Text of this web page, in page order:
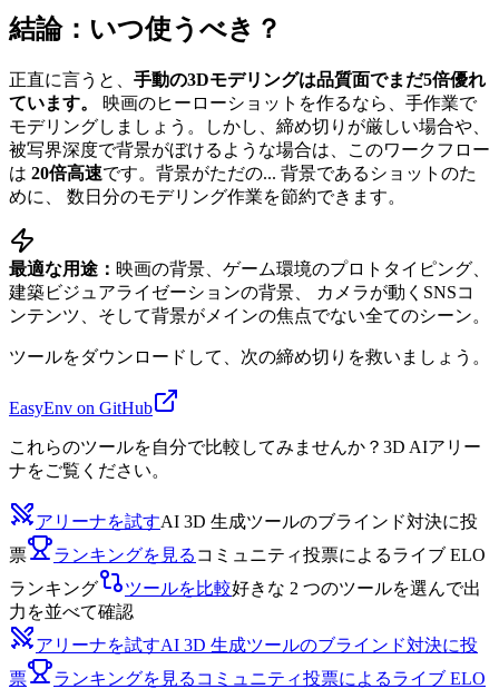
結論：いつ使うべき？
正直に言うと、 手動の3Dモデリングは品質面でまだ5倍優れ
ています。
映画のヒーローショットを作るなら、手作業で
モデリングしましょう。しかし、締め切りが厳しい場合や、
被写界深度で背景がぼけるような場合は、このワークフロー
は 20倍高速です。背景がただの... 背景であるショットのた
めに、 数日分のモデリング作業を節約できます。
最適な用途： 映画の背景、ゲーム環境のプロトタイピング、
建築ビジュアライゼーションの背景、 カメラが動くSNSコ
ンテンツ、そして背景がメインの焦点でない全てのシーン。
ツールをダウンロードして、次の締め切りを救いましょう。
EasyEnv on GitHub
これらのツールを自分で比較してみませんか？3D AIアリー
ナをご覧ください。
アリーナを試すAI 3D 生成ツールのブラインド対決に投
票
ランキングを見る コミュニティ投票によるライブ ELO
ランキング
ツールを比較好きな 2 つのツールを選んで出
力を並べて確認
アリーナを試すAI 3D 生成ツールのブラインド対決に投
票
ランキングを見る コミュニティ投票によるライブ ELO